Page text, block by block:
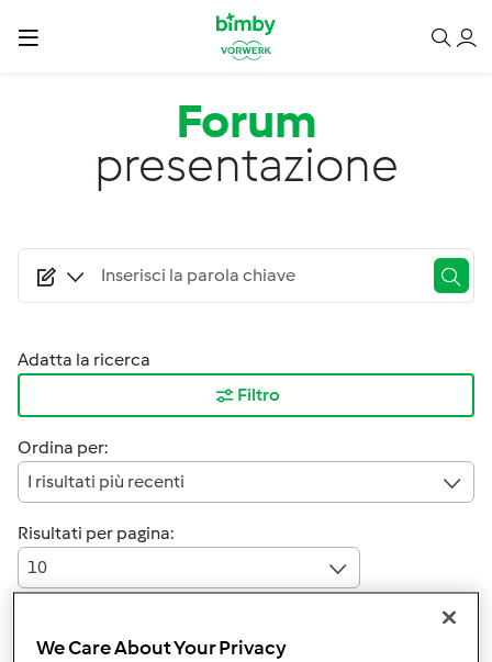
Salta al contenuto principale
Forum
presentazione
Adatta la ricerca
Filtro
Ordina per:
I risultati più recenti
Risultati per pagina:
10
We Care About Your Privacy